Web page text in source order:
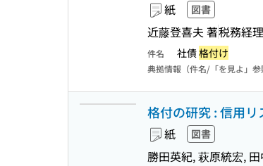
紙 図書
近藤登喜夫 著税務経
件名 社債格付け
典拠情報（件名/「を見よ」参
格付の研究 : 信用
紙 図書
勝田英紀, 萩原統宏,